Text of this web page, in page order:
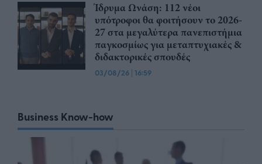
Ίδρυμα Ωνάση: 112 νέοι
υπότροφοι θα φοιτήσουν το 2026-
27 στα μεγαλύτερα πανεπιστήμια
παγκοσμίως για μεταπτυχιακές &
διδακτορικές σπουδές
03/08/26 | 16:59
Business Know-how